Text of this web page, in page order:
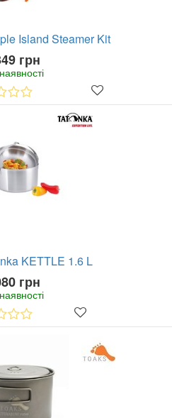
Island Steamer Kit
грн
KETTLE 1.6 L
грн